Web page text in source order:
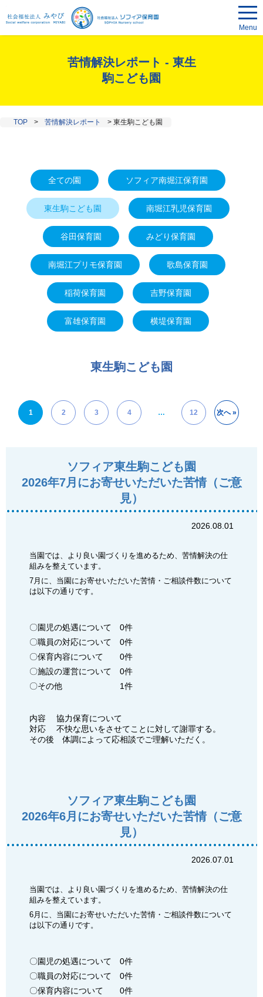
Menu
苦情解決レポート - 東生
駒こども園
TOP > 苦情解決レポート > 東生駒こども園
全ての園 ソフィア南堀江保育園
東生駒こども園 南堀江乳児保育園
谷田保育園 みどり保育園
南堀江プリモ保育園 歌島保育園
稲荷保育園 吉野保育園
富雄保育園 横堤保育園
東生駒こども園
投
1 2 3 4 … 12 次へ »
ソフィア東生駒こども園
2026年7月にお寄せいただいた苦情（ご意
見）
2026.08.01
当園では、より良い園づくりを進めるため、苦情解決の仕
組みを整えています。
7月に、当園にお寄せいただいた苦情・ご相談件数について
は以下の通りです。
〇園児の処遇について 0件
〇職員の対応について 0件
〇保育内容について 0件
〇施設の運営について 0件
〇その他 1件
内容 協力保育について
対応 不快な思いをさせてことに対して謝罪する。
その後 体調によって応相談でご理解いただく。
ソフィア東生駒こども園
2026年6月にお寄せいただいた苦情（ご意
見）
2026.07.01
当園では、より良い園づくりを進めるため、苦情解決の仕
組みを整えています。
6月に、当園にお寄せいただいた苦情・ご相談件数について
は以下の通りです。
〇園児の処遇について 0件
〇職員の対応について 0件
〇保育内容について 0件